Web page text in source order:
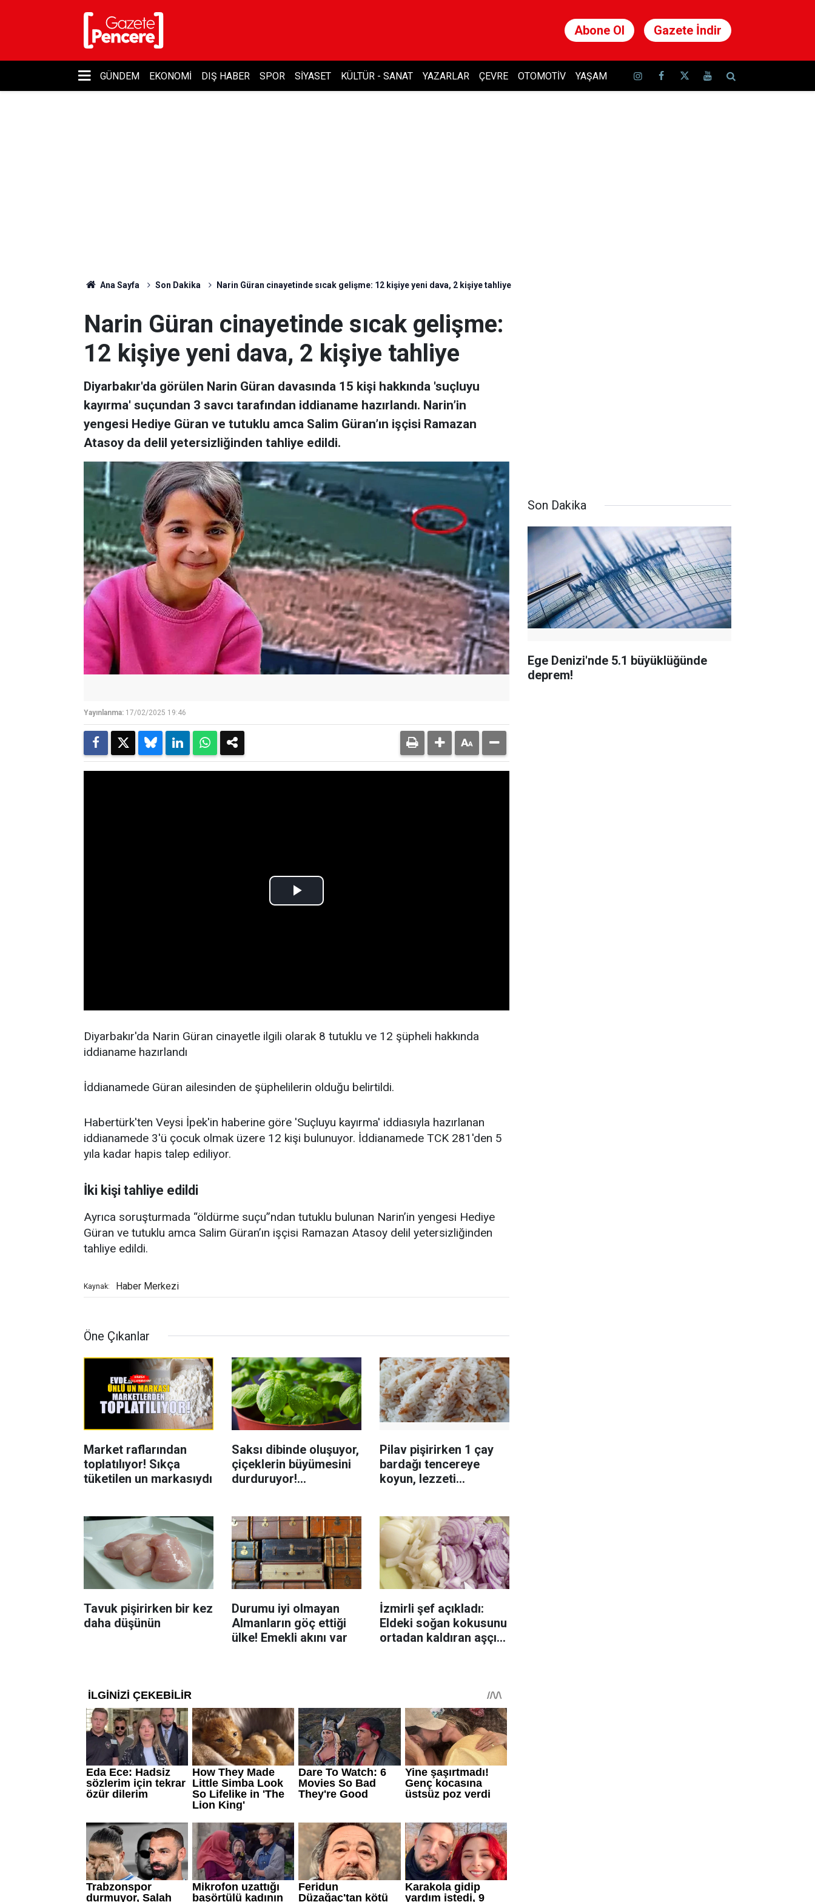
Abone Ol Gazete İndir
GÜNDEM EKONOMI DIŞ HABER SPOR SIYASET KÜLTÜR - SANAT YAZARLAR ÇEVRE OTOMOTIV YAŞAM
Ana Sayfa Son Dakika Narin Güran cinayetinde sıcak gelişme: 12 kişiye yeni dava, 2 kişiye tahliye
Narin Güran cinayetinde sıcak gelişme:
12 kişiye yeni dava, 2 kişiye tahliye
Diyarbakır'da görülen Narin Güran davasında 15 kişi hakkında 'suçluyu
kayırma' suçundan 3 savcı tarafından iddianame hazırlandı. Narin’in
yengesi Hediye Güran ve tutuklu amca Salim Güran’ın işçisi Ramazan
Atasoy da delil yetersizliğinden tahliye edildi.
Yayınlanma: 17/02/2025 19:46
Diyarbakır'da Narin Güran cinayetle ilgili olarak 8 tutuklu ve 12 şüpheli hakkında
iddianame hazırlandı
İddianamede Güran ailesinden de şüphelilerin olduğu belirtildi.
Habertürk'ten Veysi İpek'in haberine göre 'Suçluyu kayırma' iddiasıyla hazırlanan
iddianamede 3'ü çocuk olmak üzere 12 kişi bulunuyor. İddianamede TCK 281'den 5
yıla kadar hapis talep ediliyor.
İki kişi tahliye edildi
Ayrıca soruşturmada “öldürme suçu”ndan tutuklu bulunan Narin’in yengesi Hediye
Güran ve tutuklu amca Salim Güran’ın işçisi Ramazan Atasoy delil yetersizliğinden
tahliye edildi.
Kaynak: Haber Merkezi
Öne Çıkanlar
Market raflarından
toplatılıyor! Sıkça
tüketilen un markasıydı
Saksı dibinde oluşuyor,
çiçeklerin büyümesini
durduruyor!
Pilav pişirirken 1 çay
bardağı tencereye
koyun, lezzeti
Tavuk pişirirken bir kez
daha düşünün
Durumu iyi olmayan
Almanların göç ettiği
ülke! Emekli akını var
İzmirli şef açıkladı:
Eldeki soğan kokusunu
ortadan kaldıran aşçı
Son Dakika
Ege Denizi'nde 5.1 büyüklüğünde
deprem!